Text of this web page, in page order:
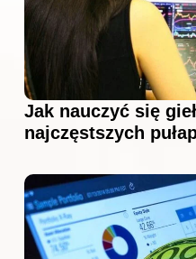
Jak nauczyć się
najczęstszych